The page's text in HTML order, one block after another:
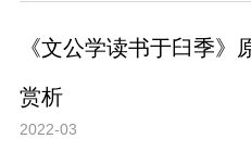
《文公学读书于臼季》
赏析
2022-03